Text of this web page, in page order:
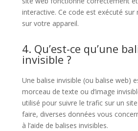
interactive. Ce code est exécuté sur
sur votre appareil.
4. Qu’est-ce qu’une
invisible ?
Une balise invisible (ou balise web)
morceau de texte ou d’image
utilisé pour suivre le trafic sur un
faire, diverses données vous
à l’aide de balises invisibles.